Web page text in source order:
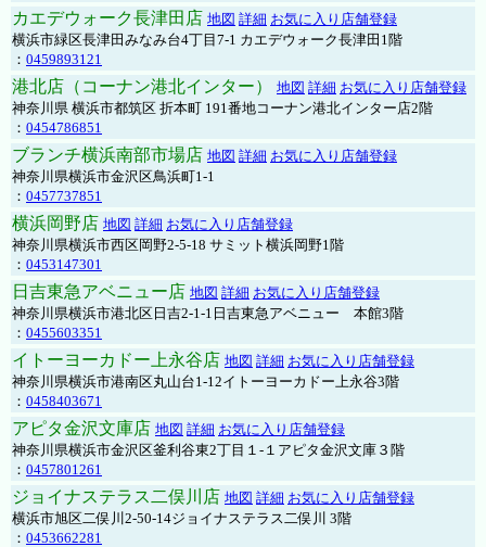
カエデウォーク長津田店 地図 詳細 お気に入り店舗登録
横浜市緑区長津田みなみ台4丁目7-1 カエデウォーク長津田1階
： 0459893121
港北店（コーナン港北インター） 地図 詳細 お気に入り店舗登録
神奈川県 横浜市都筑区 折本町 191番地コーナン港北インター店2階
： 0454786851
ブランチ横浜南部市場店 地図 詳細 お気に入り店舗登録
神奈川県横浜市金沢区鳥浜町1-1
： 0457737851
横浜岡野店 地図 詳細 お気に入り店舗登録
神奈川県横浜市西区岡野2-5-18 サミット横浜岡野1階
： 0453147301
日吉東急アベニュー店 地図 詳細 お気に入り店舗登録
神奈川県横浜市港北区日吉2-1-1日吉東急アベニュー 本館3階
： 0455603351
イトーヨーカドー上永谷店 地図 詳細 お気に入り店舗登録
神奈川県横浜市港南区丸山台1-12イトーヨーカドー上永谷3階
： 0458403671
アピタ金沢文庫店 地図 詳細 お気に入り店舗登録
神奈川県横浜市金沢区釜利谷東2丁目１-１アピタ金沢文庫３階
： 0457801261
ジョイナステラス二俣川店 地図 詳細 お気に入り店舗登録
横浜市旭区二俣川2-50-14ジョイナステラス二俣川 3階
： 0453662281